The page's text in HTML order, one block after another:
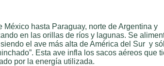
hasta Paraguay, norte de Argentina y
en las orillas de ríos y lagunas. Se
el ave más alta de América del Sur y
Esta ave infla los sacos aéreos que
por la energía utilizada.